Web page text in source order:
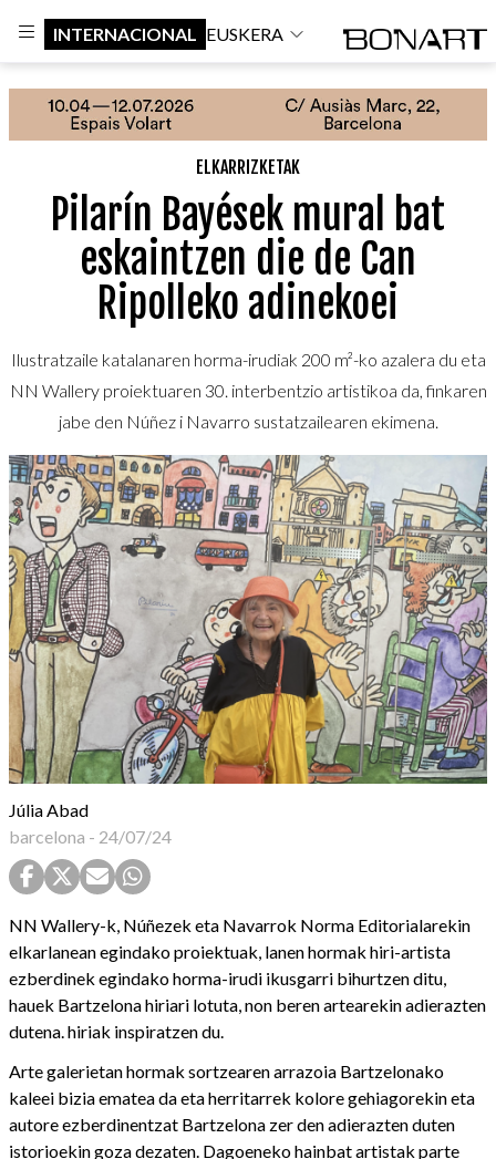
INTERNACIONAL EUSKERA
ELKARRIZKETAK
Pilarín Bayések mural bat
eskaintzen die de Can
Ripolleko adinekoei
Ilustratzaile katalanaren horma-irudiak 200 m²-ko azalera du eta
NN Wallery proiektuaren 30. interbentzio artistikoa da, finkaren
jabe den Núñez i Navarro sustatzailearen ekimena.
Júlia Abad
barcelona - 24/07/24
NN Wallery-k, Núñezek eta Navarrok Norma Editorialarekin
elkarlanean egindako proiektuak, lanen hormak hiri-artista
ezberdinek egindako horma-irudi ikusgarri bihurtzen ditu,
hauek Bartzelona hiriari lotuta, non beren artearekin adierazten
dutena. hiriak inspiratzen du.
Arte galerietan hormak sortzearen arrazoia Bartzelonako
kaleei bizia ematea da eta herritarrek kolore gehiagorekin eta
autore ezberdinentzat Bartzelona zer den adierazten duten
istorioekin goza dezaten. Dagoeneko hainbat artistak parte